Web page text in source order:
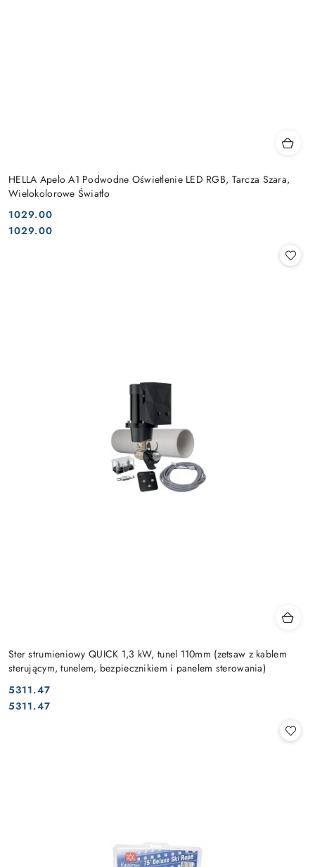
HELLA Apelo A1 Podwodne Oświetlenie LED RGB, Tarcza Szara,
Wielokolorowe Światło
Cena:
1029.00
Cena:
1029.00
Ster strumieniowy QUICK 1,3 kW, tunel 110mm (zetsaw z kablem
sterującym, tunelem, bezpiecznikiem i panelem sterowania)
Cena:
5311.47
Cena:
5311.47